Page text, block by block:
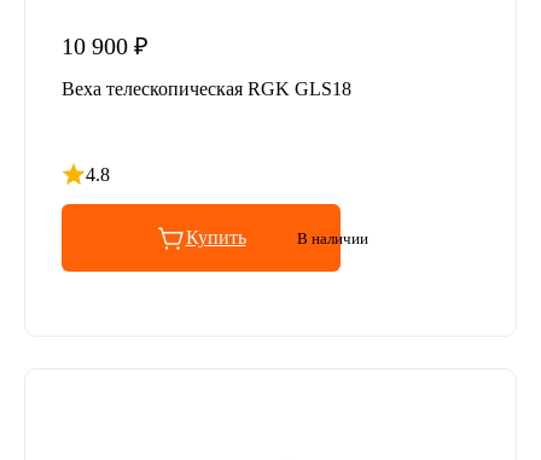
10 900 ₽
Веха телескопическая RGK GLS18
4.8
Рейтинг 4.8 из 5
Купить В наличии